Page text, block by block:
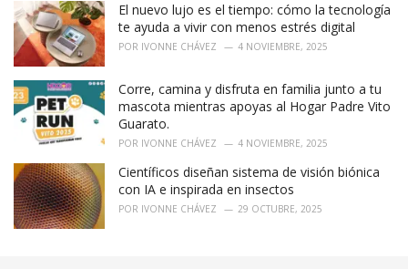
El nuevo lujo es el tiempo: cómo la tecnología
te ayuda a vivir con menos estrés digital
POR IVONNE CHÁVEZ 4 NOVIEMBRE, 2025
Corre, camina y disfruta en familia junto a tu
mascota mientras apoyas al Hogar Padre Vito
Guarato.
POR IVONNE CHÁVEZ 4 NOVIEMBRE, 2025
Científicos diseñan sistema de visión biónica
con IA e inspirada en insectos
POR IVONNE CHÁVEZ 29 OCTUBRE, 2025